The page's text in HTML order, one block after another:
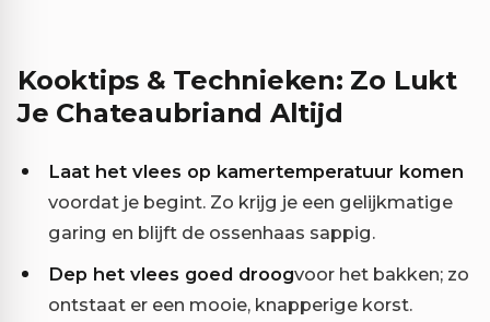
Kooktips & Technieken: Zo Lukt
Je Chateaubriand Altijd
Laat het vlees op kamertemperatuur komen
voordat je begint. Zo krijg je een gelijkmatige
garing en blijft de ossenhaas sappig.
Dep het vlees goed droogvoor het bakken; zo
ontstaat er een mooie, knapperige korst.